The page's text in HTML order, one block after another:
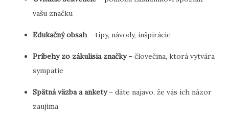
vašu značku
Edukačný obsah– tipy, návody, inšpirácie
Príbehy zo zákulisia značky– človečina, ktorá vytvára
sympatie
Spätná väzba a ankety– dáte najavo, že vás ich názor
zaujíma